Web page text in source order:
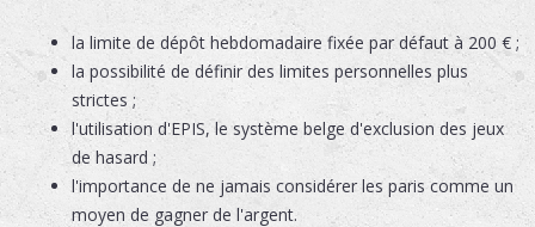
la limite de dépôt hebdomadaire fixée par défaut à 200 € ;
la possibilité de définir des limites personnelles plus
strictes ;
l'utilisation d'EPIS, le système belge d'exclusion des jeux
de hasard ;
l'importance de ne jamais considérer les paris comme un
moyen de gagner de l'argent.